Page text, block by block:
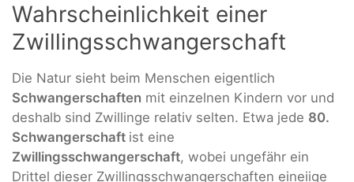
Wahrscheinlichkeit einer
Zwillingsschwangerschaft
Die Natur sieht beim Menschen eigentlich
Schwangerschaften mit einzelnen Kindern vor und
deshalb sind Zwillinge relativ selten. Etwa jede 80.
Schwangerschaft ist eine
Zwillingsschwangerschaft, wobei ungefähr ein
Drittel dieser Zwillingsschwangerschaften eineiige